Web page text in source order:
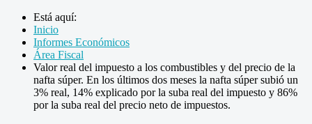
Está aquí:
Inicio
Informes Económicos
Área Fiscal
Valor real del impuesto a los combustibles y del precio de la
nafta súper. En los últimos dos meses la nafta súper subió un
3% real, 14% explicado por la suba real del impuesto y 86%
por la suba real del precio neto de impuestos.